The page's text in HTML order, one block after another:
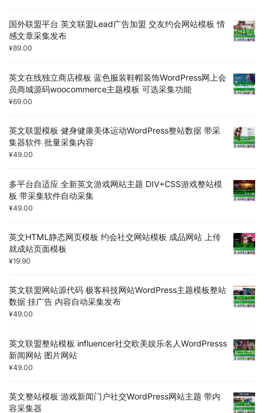
国外联盟平台 英文联盟Lead广告加盟 交友约会网站模板 情
感文章采集发布
¥89.00
英文在线独立商店模板 蓝色服装鞋帽装饰WordPress网上会
员商城源码woocommerce主题模板 可选采集功能
¥69.00
英文联盟模板 健身健康美体运动WordPress整站数据 带采
集器软件 批量采集内容
¥49.00
多平台自适应 全新英文游戏网站主题 DIV+CSS游戏整站模
板 带采集软件自动采集
¥49.00
英文HTML静态网页模板 约会社交网站模板 成品网站 上传
就成站页面模板
¥19.90
英文联盟网站源代码 极客科技网站WordPress主题模板整站
数据 挂广告 内容自动采集发布
¥49.00
英文联盟整站模板 influencer社交欧美娱乐名人WordPresss
新闻网站 图片网站
¥49.00
英文整站模板 游戏新闻门户社交WordPress网站主题 带内
容采集器